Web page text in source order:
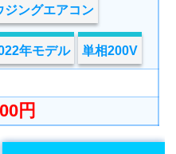
ジングエアコン
年モデル 単相200V
円